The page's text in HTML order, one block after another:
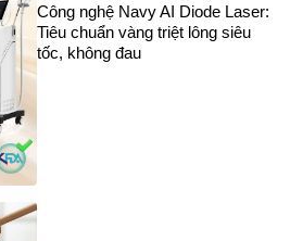
Công nghệ Navy AI Diode Laser:
Tiêu chuẩn vàng triệt lông siêu
tốc, không đau